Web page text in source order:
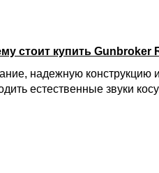
стоит купить Gunbroker
надежную
естественные звуки